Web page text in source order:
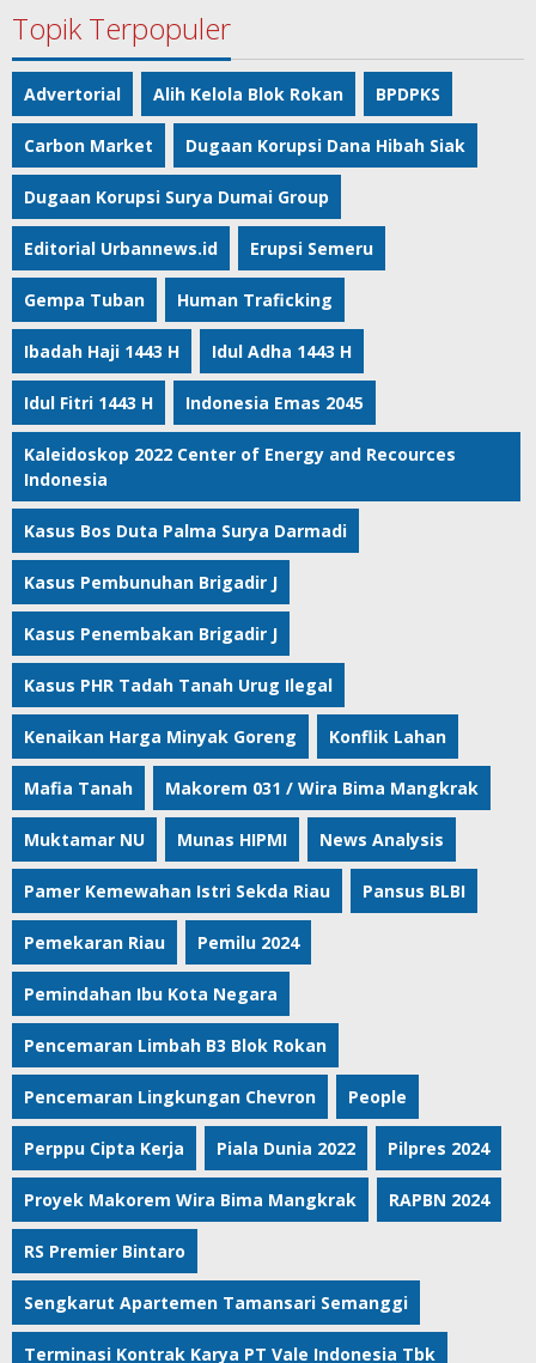
Topik Terpopuler
Advertorial Alih Kelola Blok Rokan BPDPKS
Carbon Market Dugaan Korupsi Dana Hibah Siak
Dugaan Korupsi Surya Dumai Group
Editorial Urbannews.id Erupsi Semeru
Gempa Tuban Human Traficking
Ibadah Haji 1443 H Idul Adha 1443 H
Idul Fitri 1443 H Indonesia Emas 2045
Kaleidoskop 2022 Center of Energy and Recources
Indonesia
Kasus Bos Duta Palma Surya Darmadi
Kasus Pembunuhan Brigadir J
Kasus Penembakan Brigadir J
Kasus PHR Tadah Tanah Urug Ilegal
Kenaikan Harga Minyak Goreng Konflik Lahan
Mafia Tanah Makorem 031 / Wira Bima Mangkrak
Muktamar NU Munas HIPMI News Analysis
Pamer Kemewahan Istri Sekda Riau Pansus BLBI
Pemekaran Riau Pemilu 2024
Pemindahan Ibu Kota Negara
Pencemaran Limbah B3 Blok Rokan
Pencemaran Lingkungan Chevron People
Perppu Cipta Kerja Piala Dunia 2022 Pilpres 2024
Proyek Makorem Wira Bima Mangkrak RAPBN 2024
RS Premier Bintaro
Sengkarut Apartemen Tamansari Semanggi
Terminasi Kontrak Karya PT Vale Indonesia Tbk